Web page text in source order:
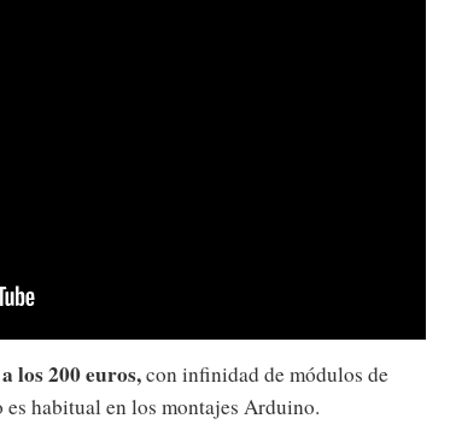
los 200 euros,con infinidad de módulos de
es habitual en los montajes Arduino.